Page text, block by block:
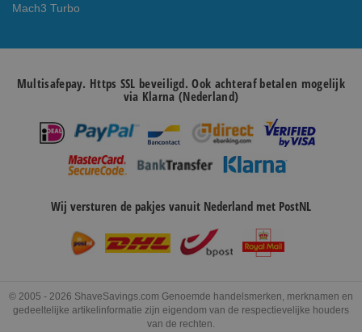
Mach3 Turbo
Multisafepay. Https SSL beveiligd. Ook achteraf betalen mogelijk
via Klarna (Nederland)
Wij versturen de pakjes vanuit Nederland met PostNL
© 2005 - 2026 ShaveSavings.com Genoemde handelsmerken, merknamen en
gedeeltelijke artikelinformatie zijn eigendom van de respectievelijke houders
van de rechten.